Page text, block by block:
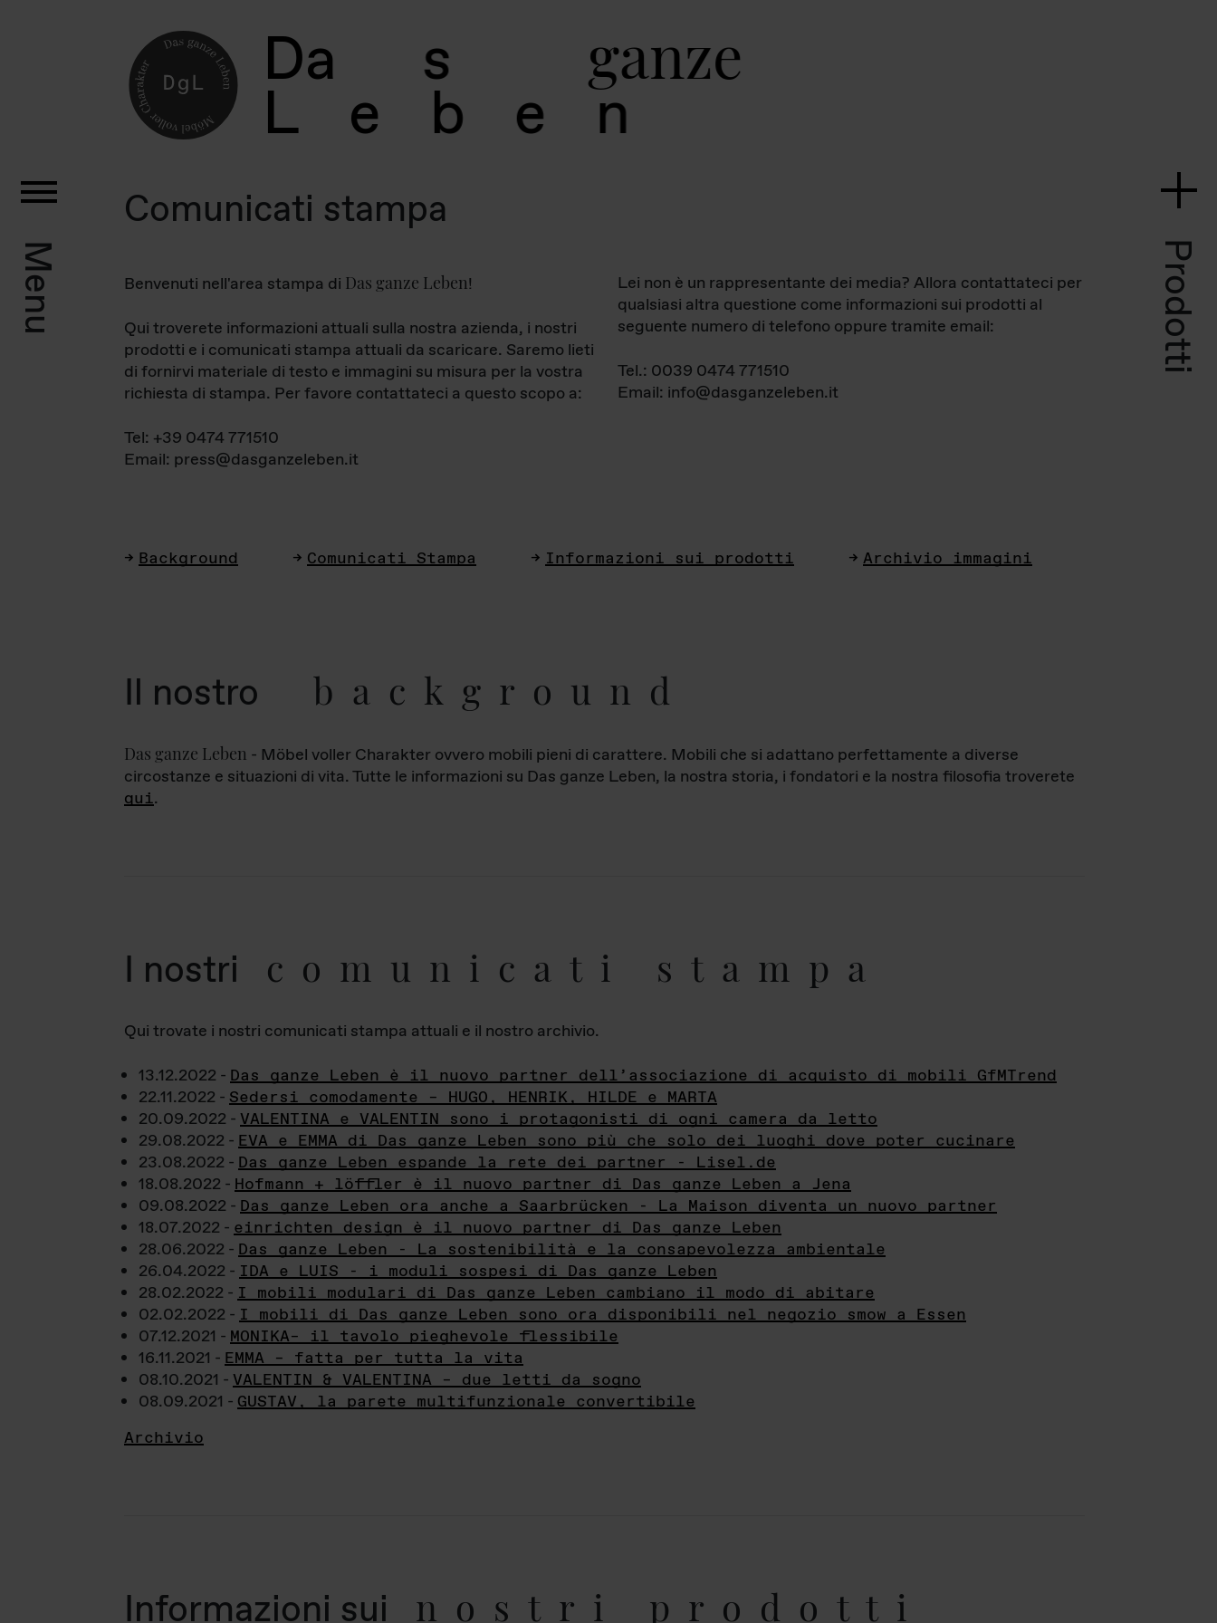
Da s ganz
L e b e
Menu Prodotti
Comunicati stampa
Benvenuti nell'area stampa di Das ganze Leben!
Qui troverete informazioni attuali sulla nostra azienda, i nostri
prodotti e i comunicati stampa attuali da scaricare. Saremo lieti
di fornirvi materiale di testo e immagini su misura per la vostra
richiesta di stampa. Per favore contattateci a questo scopo a:
Tel: +39 0474 771510
Email: press@dasganzeleben.it
Lei non è un rappresentante dei media? Allora contattateci per
qualsiasi altra questione come informazioni sui prodotti al
seguente numero di telefono oppure tramite email:
Tel.: 0039 0474 771510
Email: info@dasganzeleben.it
Background Comunicati Stampa Informazioni sui prodotti Archivio immagini
Il nostro background
Das ganze Leben - Möbel voller Charakter ovvero mobili pieni di carattere. Mobili che si adattano perfettamente a diverse
circostanze e situazioni di vita. Tutte le informazioni su Das ganze Leben, la nostra storia, i fondatori e la nostra filosofia troverete
qui.
I nostri comunicati stampa
Qui trovate i nostri comunicati stampa attuali e il nostro archivio.
13.12.2022 - Das ganze Leben è il nuovo partner dell’associazione di acquisto di mobili GfMTrend
22.11.2022 - Sedersi comodamente – HUGO, HENRIK, HILDE e MARTA
20.09.2022 - VALENTINA e VALENTIN sono i protagonisti di ogni camera da letto
29.08.2022 - EVA e EMMA di Das ganze Leben sono più che solo dei luoghi dove poter cucinare
23.08.2022 - Das ganze Leben espande la rete dei partner - Lisel.de
18.08.2022 - Hofmann + löffler è il nuovo partner di Das ganze Leben a Jena
09.08.2022 - Das ganze Leben ora anche a Saarbrücken - La Maison diventa un nuovo partner
18.07.2022 - einrichten design è il nuovo partner di Das ganze Leben
28.06.2022 - Das ganze Leben - La sostenibilità e la consapevolezza ambientale
26.04.2022 - IDA e LUIS - i moduli sospesi di Das ganze Leben
28.02.2022 - I mobili modulari di Das ganze Leben cambiano il modo di abitare
02.02.2022 - I mobili di Das ganze Leben sono ora disponibili nel negozio smow a Essen
07.12.2021 - MONIKA– il tavolo pieghevole flessibile
16.11.2021 - EMMA – fatta per tutta la vita
08.10.2021 - VALENTIN & VALENTINA – due letti da sogno
08.09.2021 - GUSTAV, la parete multifunzionale convertibile
Archivio
Informazioni sui nostri prodotti